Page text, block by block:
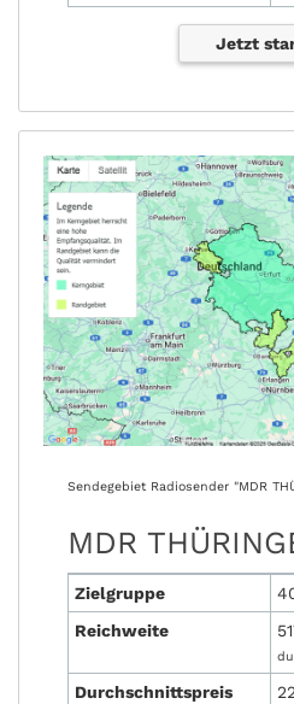
Jetzt
Sendegebiet Radiosender "MDR
MDR
Zielgruppe
Reichweite
Durchschnittspreis